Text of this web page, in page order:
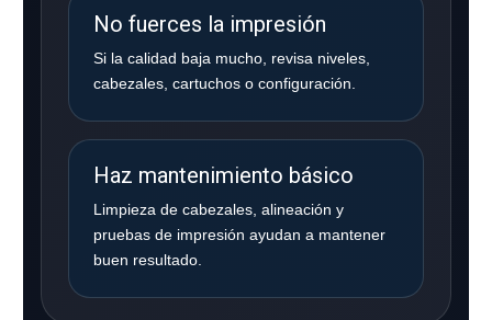
No fuerces la impresión
Si la calidad baja mucho, revisa niveles,
cabezales, cartuchos o configuración.
Haz mantenimiento básico
Limpieza de cabezales, alineación y
pruebas de impresión ayudan a mantener
buen resultado.